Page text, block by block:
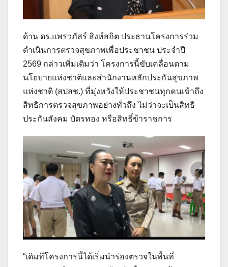
ด้าน ดร.แพรวภัสร์ สิงห์สถิต ประธานโครงการร่วม
ดำเนินการตรวจสุขภาพเพื่อประชาชน ประจำปี
2569 กล่าวเพิ่มเติมว่า โครงการนี้ขับเคลื่อนตาม
นโยบายแห่งชาติและสำนักงานหลักประกันสุขภาพ
แห่งชาติ (สปสช.) ที่มุ่งหวังให้ประชาชนทุกคนเข้าถึง
สิทธิการตรวจสุขภาพอย่างทั่วถึง ไม่ว่าจะเป็นสิทธิ
ประกันสังคม บัตรทอง หรือสิทธิ์ข้าราชการ
“เดิมทีโครงการนี้ได้เริ่มนำร่องตรวจในพื้นที่